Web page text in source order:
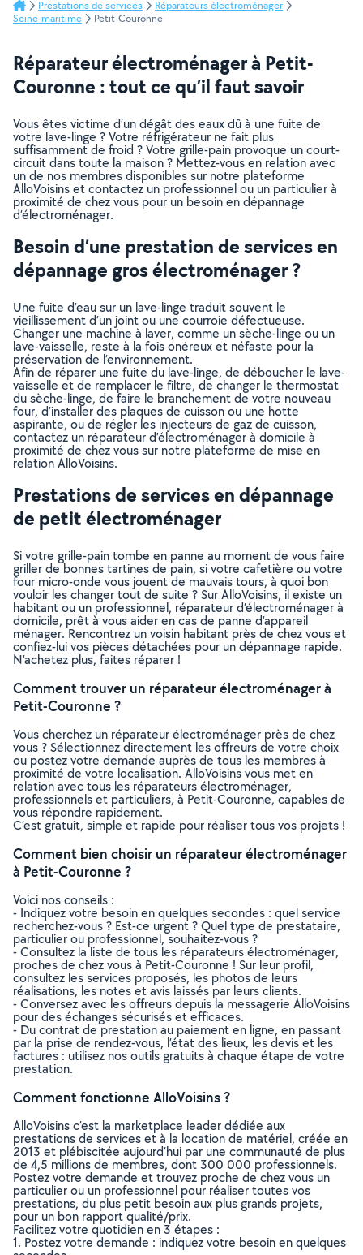
Prestations de services
Réparateurs électroménager
Seine-maritime
Petit-Couronne
Réparateur électroménager à Petit-
Couronne : tout ce qu’il faut savoir
Vous êtes victime d’un dégât des eaux dû à une fuite de
votre lave-linge ? Votre réfrigérateur ne fait plus
suffisamment de froid ? Votre grille-pain provoque un court-
circuit dans toute la maison ? Mettez-vous en relation avec
un de nos membres disponibles sur notre plateforme
AlloVoisins et contactez un professionnel ou un particulier à
proximité de chez vous pour un besoin en dépannage
d’électroménager.
Besoin d’une prestation de services en
dépannage gros électroménager ?
Une fuite d’eau sur un lave-linge traduit souvent le
vieillissement d’un joint ou une courroie défectueuse.
Changer une machine à laver, comme un sèche-linge ou un
lave-vaisselle, reste à la fois onéreux et néfaste pour la
préservation de l’environnement.
Afin de réparer une fuite du lave-linge, de déboucher le lave-
vaisselle et de remplacer le filtre, de changer le thermostat
du sèche-linge, de faire le branchement de votre nouveau
four, d’installer des plaques de cuisson ou une hotte
aspirante, ou de régler les injecteurs de gaz de cuisson,
contactez un réparateur d’électroménager à domicile à
proximité de chez vous sur notre plateforme de mise en
relation AlloVoisins.
Prestations de services en dépannage
de petit électroménager
Si votre grille-pain tombe en panne au moment de vous faire
griller de bonnes tartines de pain, si votre cafetière ou votre
four micro-onde vous jouent de mauvais tours, à quoi bon
vouloir les changer tout de suite ? Sur AlloVoisins, il existe un
habitant ou un professionnel, réparateur d’électroménager à
domicile, prêt à vous aider en cas de panne d’appareil
ménager. Rencontrez un voisin habitant près de chez vous et
confiez-lui vos pièces détachées pour un dépannage rapide.
N’achetez plus, faites réparer !
Comment trouver un réparateur électroménager à
Petit-Couronne ?
Vous cherchez un réparateur électroménager près de chez
vous ? Sélectionnez directement les offreurs de votre choix
ou postez votre demande auprès de tous les membres à
proximité de votre localisation. AlloVoisins vous met en
relation avec tous les réparateurs électroménager,
professionnels et particuliers, à Petit-Couronne, capables de
vous répondre rapidement.
C’est gratuit, simple et rapide pour réaliser tous vos projets !
Comment bien choisir un réparateur électroménager
à Petit-Couronne ?
Voici nos conseils :
- Indiquez votre besoin en quelques secondes : quel service
recherchez-vous ? Est-ce urgent ? Quel type de prestataire,
particulier ou professionnel, souhaitez-vous ?
- Consultez la liste de tous les réparateurs électroménager,
proches de chez vous à Petit-Couronne ! Sur leur profil,
consultez les services proposés, les photos de leurs
réalisations, les notes et avis laissés par leurs clients.
- Conversez avec les offreurs depuis la messagerie AlloVoisins
pour des échanges sécurisés et efficaces.
- Du contrat de prestation au paiement en ligne, en passant
par la prise de rendez-vous, l’état des lieux, les devis et les
factures : utilisez nos outils gratuits à chaque étape de votre
prestation.
Comment fonctionne AlloVoisins ?
AlloVoisins c’est la marketplace leader dédiée aux
prestations de services et à la location de matériel, créée en
2013 et plébiscitée aujourd’hui par une communauté de plus
de 4,5 millions de membres, dont 300 000 professionnels.
Postez votre demande et trouvez proche de chez vous un
particulier ou un professionnel pour réaliser toutes vos
prestations, du plus petit besoin aux plus grands projets,
pour un bon rapport qualité/prix.
Facilitez votre quotidien en 3 étapes :
1. Postez votre demande : indiquez votre besoin en quelques